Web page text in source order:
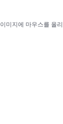
이미지에 마우스를 올